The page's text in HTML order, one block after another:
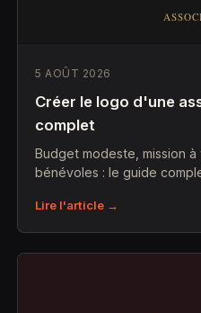
5 AOÛT 2026
Créer le logo d'une
complet
Budget modeste, mission
bénévoles : le guide
Lire l'article →